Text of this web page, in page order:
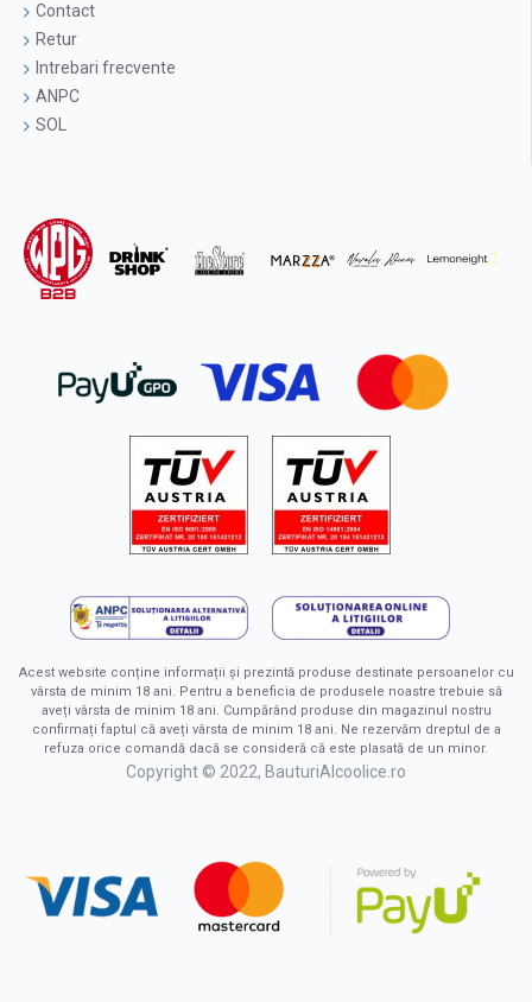
Contact
Retur
Intrebari frecvente
ANPC
SOL
Acest website conține informații și prezintă produse destinate persoanelor cu
vârsta de minim 18 ani. Pentru a beneficia de produsele noastre trebuie să
aveți vârsta de minim 18 ani. Cumpărând produse din magazinul nostru
confirmați faptul că aveți vârsta de minim 18 ani. Ne rezervăm dreptul de a
refuza orice comandă dacă se consideră că este plasată de un minor.
Copyright © 2022, BauturiAlcoolice.ro